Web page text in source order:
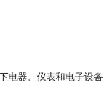
电器、仪表和电子设备